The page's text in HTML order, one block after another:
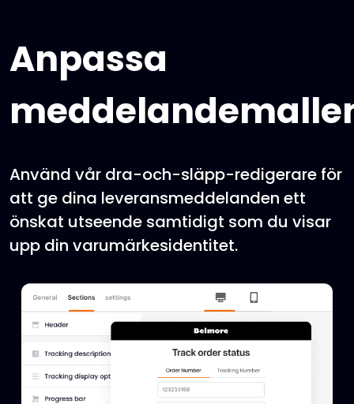
Anpassa
Använd vår dra-och-släpp-redigerare för
att ge dina leveransmeddelanden ett
önskat utseende samtidigt som du visar
upp din varumärkesidentitet.